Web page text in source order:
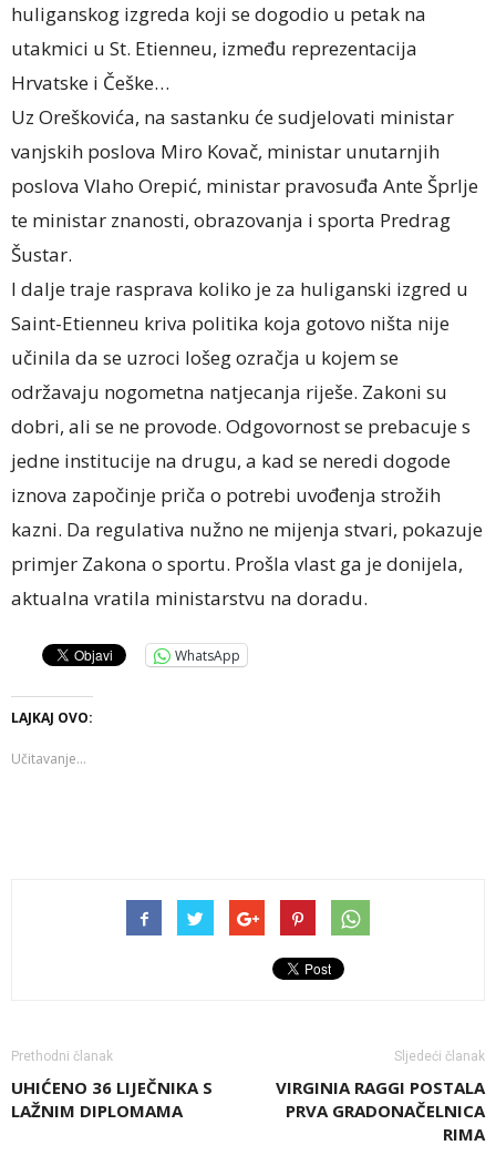
huliganskog izgreda koji se dogodio u petak na
utakmici u St. Etienneu, između reprezentacija
Hrvatske i Češke…
Uz Oreškovića, na sastanku će sudjelovati ministar
vanjskih poslova Miro Kovač, ministar unutarnjih
poslova Vlaho Orepić, ministar pravosuđa Ante Šprlje
te ministar znanosti, obrazovanja i sporta Predrag
Šustar.
I dalje traje rasprava koliko je za huliganski izgred u
Saint-Etienneu kriva politika koja gotovo ništa nije
učinila da se uzroci lošeg ozračja u kojem se
održavaju nogometna natjecanja riješe. Zakoni su
dobri, ali se ne provode. Odgovornost se prebacuje s
jedne institucije na drugu, a kad se neredi dogode
iznova započinje priča o potrebi uvođenja strožih
kazni. Da regulativa nužno ne mijenja stvari, pokazuje
primjer Zakona o sportu. Prošla vlast ga je donijela,
aktualna vratila ministarstvu na doradu.
WhatsApp
LAJKAJ OVO:
Učitavanje...
Prethodni članak
UHIĆENO 36 LIJEČNIKA S
LAŽNIM DIPLOMAMA
Sljedeći članak
VIRGINIA RAGGI POSTALA
PRVA GRADONAČELNICA
RIMA